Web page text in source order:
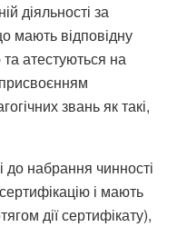
діяльності за
мають відповідну
атестуються на
присвоєнням
звань як такі,
до набрання чинності
і мають
дії сертифікату),